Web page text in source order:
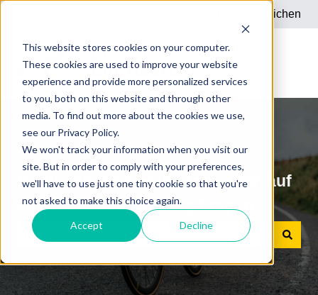
This website stores cookies on your computer.
These cookies are used to improve your website
experience and provide more personalized services
to you, both on this website and through other
media. To find out more about the cookies we use,
see our Privacy Policy.
We won't track your information when you visit our
site. But in order to comply with your preferences,
we'll have to use just one tiny cookie so that you're
not asked to make this choice again.
Accept Decline
Untermenü für Übersetzungen anzeigen
Support-Ticket einreichen
Deutsche Dienstrad: Antworten auf
Ihre Dienstrad-Leasing Fragen
Es gibt keine Vorschläge, da das Suchfeld leer ist.